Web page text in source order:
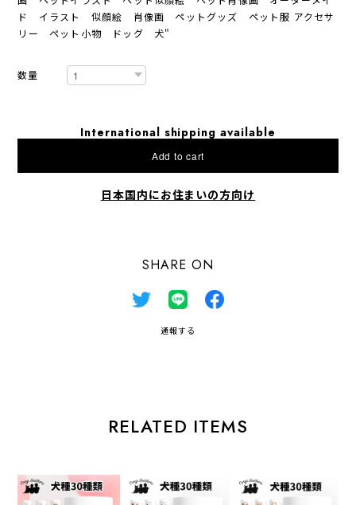
ド イラスト 似顔絵 肖像画 ペットグッズ ペット服 アクセサ
リー ペット小物 ドッグ 犬"
数量
International shipping available
Add to cart
日本国内にお住まいの方向け
SHARE ON
通報する
RELATED ITEMS